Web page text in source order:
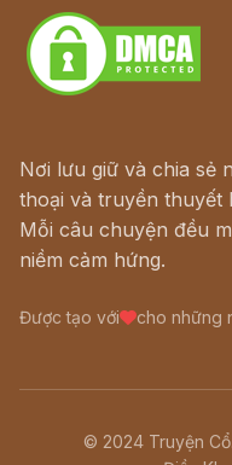
Nơi lưu giữ và chia sẻ
thoại và truyền thuyết
Mỗi câu chuyện đều
niềm cảm hứng.
Được tạo với cho những
© 2024 Truyện